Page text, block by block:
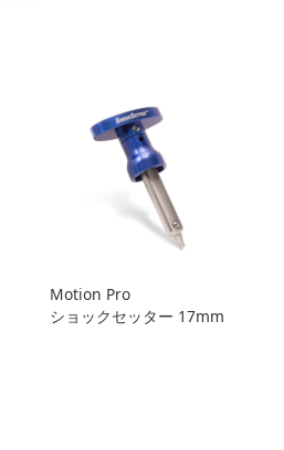
Motion Pro
ショックセッター 17mm